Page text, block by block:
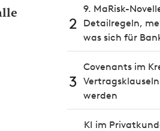
2
9. MaRisk-
Detailregeln,
was sich für
3
Covenants im
werden
KI im